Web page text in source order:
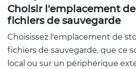
Choisir l'emplacement
fichiers de sauvegarde
Choisissez l'emplacement de
fichiers de sauvegarde, que ce
local ou sur un périphérique